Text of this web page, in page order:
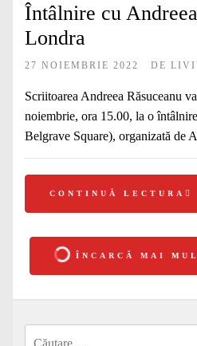
Întâlnire cu
Londra
27 NOIEMBRIE 2022 DE
Scriitoarea Andreea Răsuceanu
noiembrie, ora 15.00, la o
Belgrave Square), organizată de
CONTINUĂ LECTURA
ÎNCARCĂ MAI